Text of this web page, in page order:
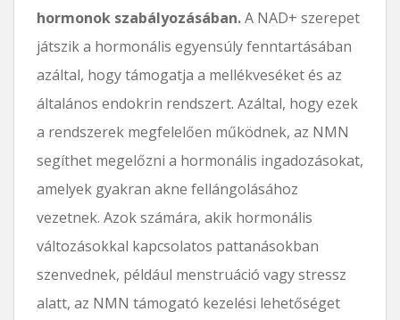
hormonok szabályozásában.A NAD+ szerepet
játszik a hormonális egyensúly fenntartásában
azáltal, hogy támogatja a mellékveséket és az
általános endokrin rendszert. Azáltal, hogy ezek
a rendszerek megfelelően működnek, az NMN
segíthet megelőzni a hormonális ingadozásokat,
amelyek gyakran akne fellángolásához
vezetnek. Azok számára, akik hormonális
változásokkal kapcsolatos pattanásokban
szenvednek, például menstruáció vagy stressz
alatt, az NMN támogató kezelési lehetőséget